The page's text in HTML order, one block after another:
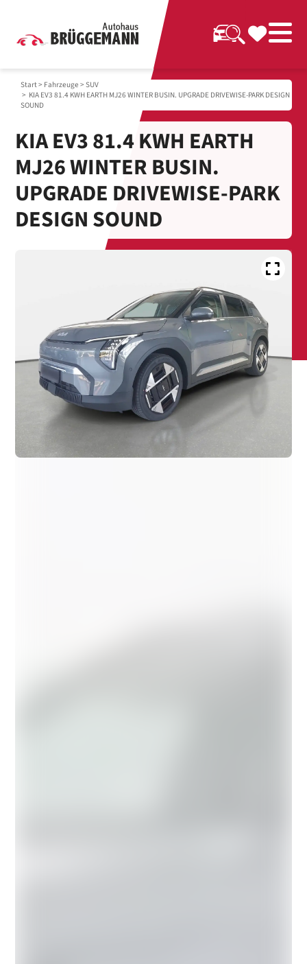
Start> Fahrzeuge > SUV
> KIA EV3 81.4 KWH EARTH MJ26 WINTER BUSIN. UPGRADE DRIVEWISE-PARK DESIGN
SOUND
KIA EV3 81.4 KWH EARTH
MJ26 WINTER BUSIN.
UPGRADE DRIVEWISE-PARK
DESIGN SOUND